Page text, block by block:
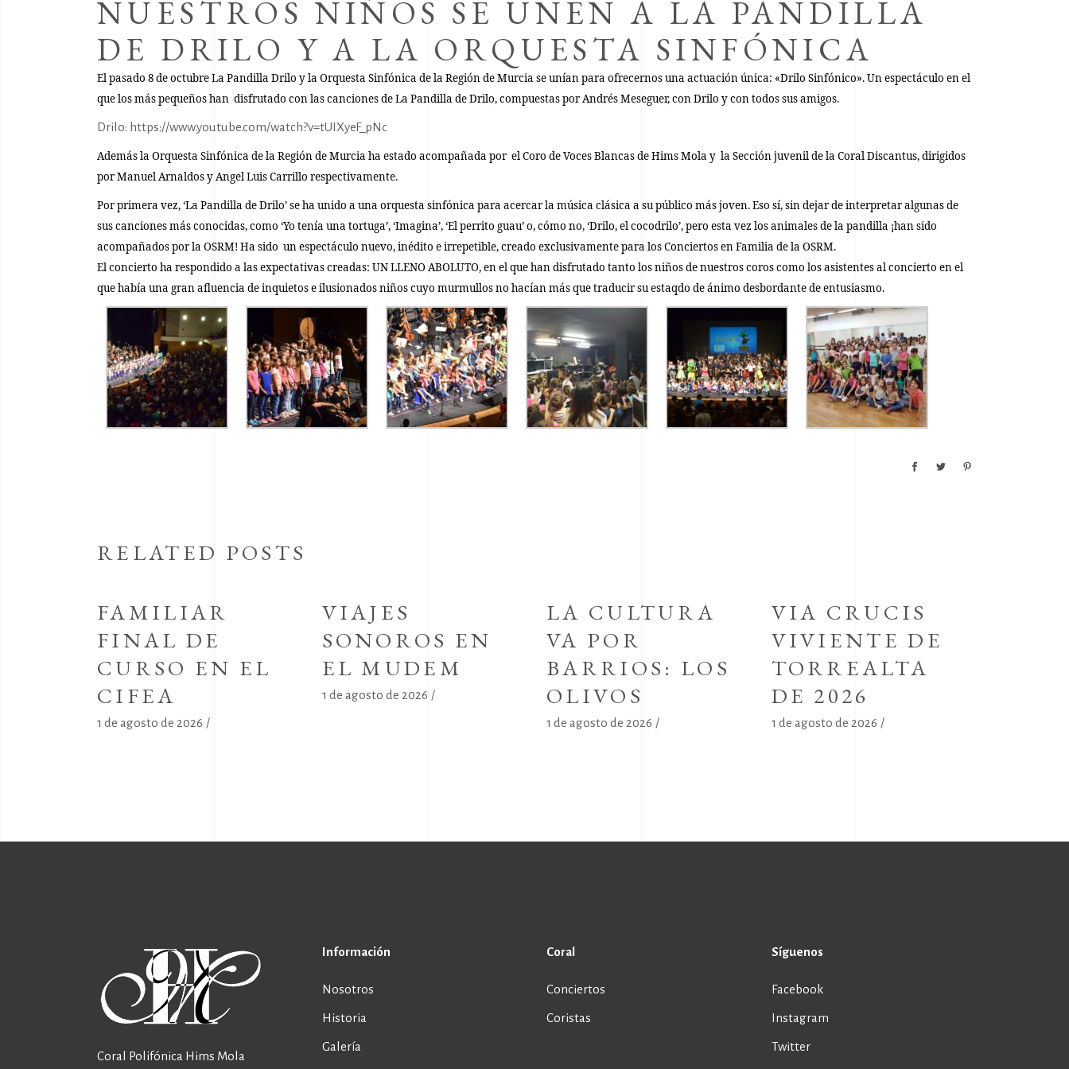
NUESTROS NIÑOS SE UNEN A LA PANDILLA
DE DRILO Y A LA ORQUESTA SINFÓNICA
El pasado 8 de octubreLa Pandilla Drilo y la Orquesta Sinfónica de la Región de Murcia se unían para ofrecernos una actuación única: «Drilo Sinfónico». Un espectáculo en el
que los más pequeños han disfrutado con las canciones de La Pandilla de Drilo, compuestas por Andrés Meseguer, con Drilo y con todos sus amigos.
Drilo: https://www.youtube.com/watch?v=tUIXyeF_pNc
Además la Orquesta Sinfónica de la Región de Murcia ha estado acompañada por el Coro de Voces Blancas deHims Mola y la Sección juvenil de la Coral Discantus, dirigidos
por Manuel Arnaldos y Angel Luis Carrillo respectivamente.
Por primera vez, ‘La Pandilla de Drilo’ se ha unido a una orquesta sinfónica para acercar la música clásica a su público más joven. Eso sí, sin dejar de interpretar algunas de
sus canciones más conocidas, como ‘Yo tenía una tortuga’, ‘Imagina’, ‘El perrito guau’ o, cómo no, ‘Drilo, el cocodrilo’, pero esta vez los animales de la pandilla ¡han sido
acompañados por la OSRM! Ha sido un espectáculo nuevo, inédito e irrepetible, creado exclusivamente para los Conciertos en Familia de la OSRM.
El concierto ha respondido a las expectativas creadas: UN LLENO ABOLUTO, en el que han disfrutado tanto los niños de nuestros coros como los asistentes al concierto en el
que había una gran afluencia de inquietos e ilusionados niños cuyo murmullos no hacían más que traducir su estaqdo de ánimo desbordante de entusiasmo.
RELATED POSTS
FAMILIAR
FINAL DE
CURSO EN EL
CIFEA
1 de agosto de 2026
VIAJES
SONOROS EN
EL MUDEM
1 de agosto de 2026
LA CULTURA
VA POR
BARRIOS: LOS
OLIVOS
1 de agosto de 2026
VIA CRUCIS
VIVIENTE DE
TORREALTA
DE 2026
1 de agosto de 2026
Coral Polifónica Hims Mola
Información
Nosotros
Historia
Galería
Coral
Conciertos
Coristas
Síguenos
Facebook
Instagram
Twitter